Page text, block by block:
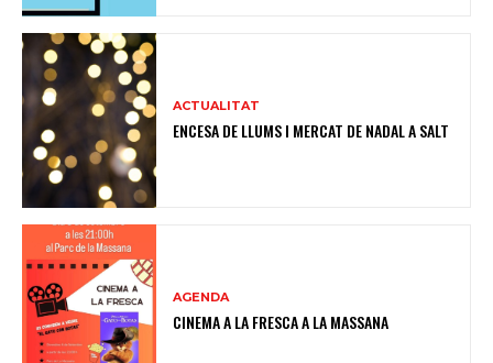
ACTUALITAT
ENCESA DE LLUMS I MERCAT DE NADAL A SALT
AGENDA
CINEMA A LA FRESCA A LA MASSANA